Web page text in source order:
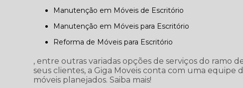
Manutenção em Móveis de Escritório
Manutenção em Móveis para Escritório
Reforma de Móveis para Escritório
, entre outras variadas opções de serviços do ramo
seus clientes, a Giga Moveis conta com uma equipe
móveis planejados. Saiba mais!